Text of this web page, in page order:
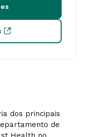
dos principais
de